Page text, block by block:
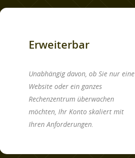
Erweiterbar
Unabhängig davon, ob Sie nur eine
Website oder ein ganzes
Rechenzentrum überwachen
möchten, Ihr Konto skaliert mit
Ihren Anforderungen.